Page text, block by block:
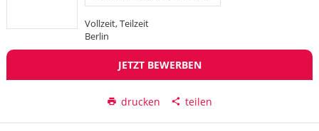
Vollzeit, Teilzeit
Berlin
JETZT BEWERBEN
drucken teilen